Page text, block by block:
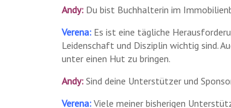
Andy: Du bist Buchhalterin im
Verena: Es ist eine tägliche
Leidenschaft und Disziplin wichtig sind.
unter einen Hut zu bringen.
Andy: Sind deine Unterstützer und
Verena: Viele meiner bisherigen